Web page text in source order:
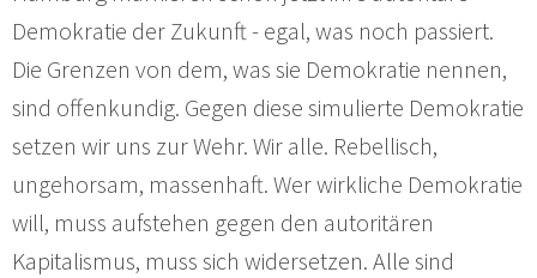
Demokratie der Zukunft - egal, was noch passiert.
Die Grenzen von dem, was sie Demokratie nennen,
sind offenkundig. Gegen diese simulierte Demokratie
setzen wir uns zur Wehr. Wir alle. Rebellisch,
ungehorsam, massenhaft. Wer wirkliche Demokratie
will, muss aufstehen gegen den autoritären
Kapitalismus, muss sich widersetzen. Alle sind